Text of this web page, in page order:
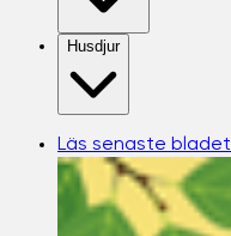
Husdjur
Läs senaste bladet